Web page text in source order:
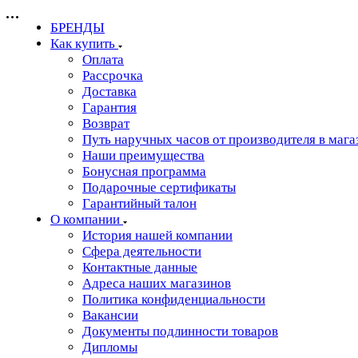
БРЕНДЫ
Как купить
Оплата
Рассрочка
Доставка
Гарантия
Возврат
Путь наручных часов от производителя в
Наши преимущества
Бонусная программа
Подарочные сертификаты
Гарантийный талон
О компании
История нашей компании
Сфера деятельности
Контактные данные
Адреса наших магазинов
Политика конфиденциальности
Вакансии
Документы подлинности товаров
Дипломы